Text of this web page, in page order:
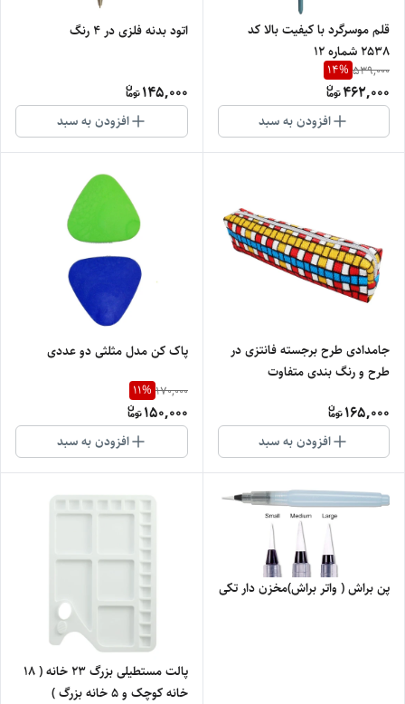
قلم موسرگرد با کیفیت بالا کد
2538 شماره 12
539,000
14%
462,000
افزودن به سبد
اتود بدنه فلزی در 4 رنگ
145,000
افزودن به سبد
جامدادی طرح برجسته فانتزی در
طرح و رنگ بندی متفاوت
165,000
افزودن به سبد
پاک کن مدل مثلثی دو عددی
170,000
11%
150,000
افزودن به سبد
پن براش ( واتر براش)مخزن دار تکی
پالت مستطیلی بزرگ 23 خانه ( 18
خانه کوچک و 5 خانه بزرگ )